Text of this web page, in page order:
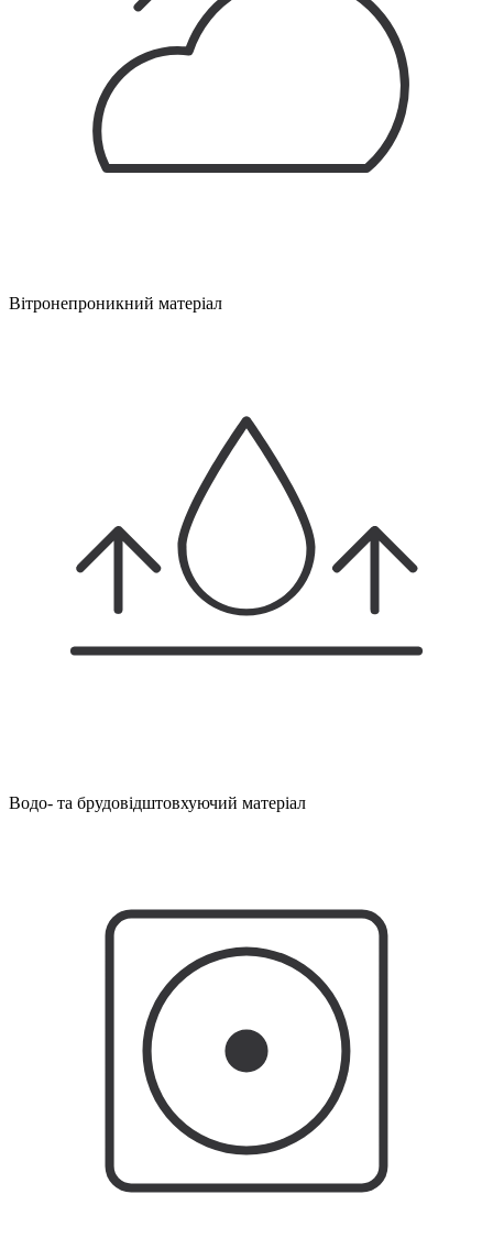
Вітронепроникний матеріал
Водо- та брудовідштовхуючий матеріал